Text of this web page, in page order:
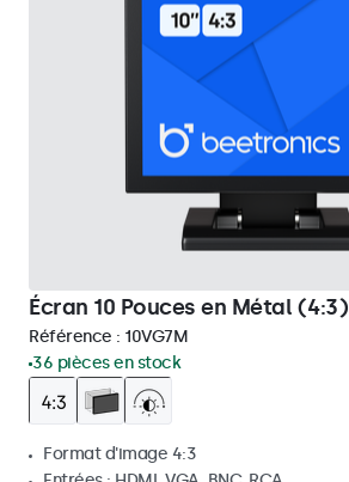
Écran 10 Pouces en Métal (4:3)
Référence : 10VG7M
36 pièces en stock
Format d'image 4:3